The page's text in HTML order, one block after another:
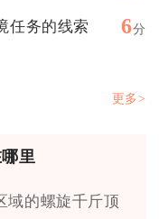
任务的线索 6分
更多>
里
域的螺旋千斤顶